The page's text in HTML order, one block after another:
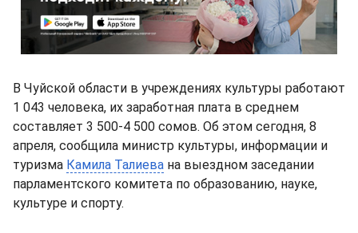
В Чуйской области в учреждениях культуры работают
1 043 человека, их заработная плата в среднем
составляет 3 500-4 500 сомов. Об этом сегодня, 8
апреля, сообщила министр культуры, информации и
туризма Камила Талиева на выездном заседании
парламентского комитета по образованию, науке,
культуре и спорту.